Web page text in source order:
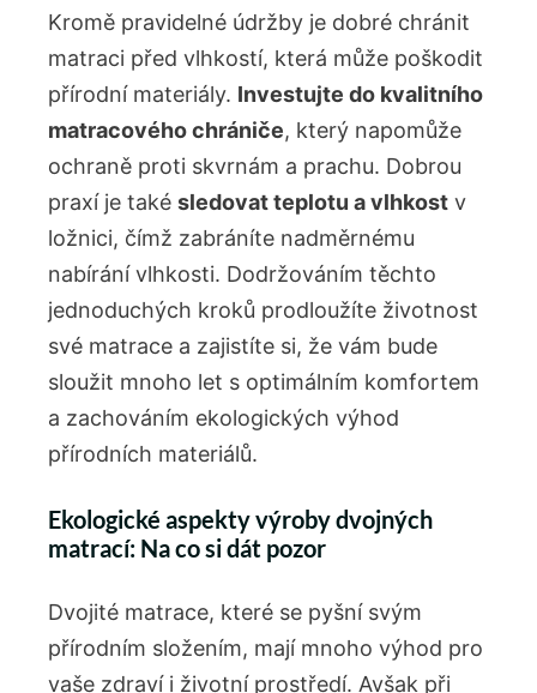
Kromě pravidelné⁤ údržby je dobré chránit
matraci před vlhkostí, která může poškodit
přírodní materiály. Investujte do kvalitního
matracového chrániče, který napomůže
ochraně proti skvrnám a prachu.⁣ Dobrou
praxí je‌ také sledovat teplotu a vlhkost v‌
ložnici, čímž zabráníte nadměrnému
nabírání vlhkosti.‌ Dodržováním těchto
jednoduchých kroků⁣ prodloužíte životnost
‌své matrace a zajistíte si, že vám bude
sloužit mnoho let s⁤ optimálním komfortem
a ​zachováním ekologických výhod
přírodních​ materiálů.
Ekologické ⁤aspekty výroby dvojných
matrací: Na co si⁢ dát ⁢pozor
Dvojité matrace, ​které ‍se pyšní svým
přírodním složením, mají ‌mnoho výhod ​pro
vaše zdraví i⁢ životní prostředí. Avšak⁢ při